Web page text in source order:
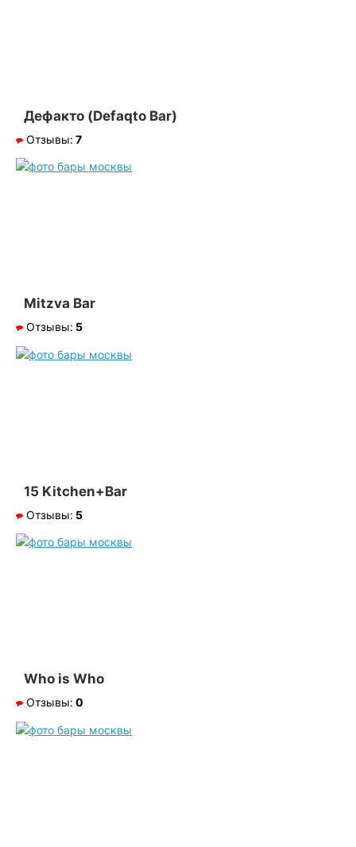
Дефакто (Defaqto Bar)
Отзывы: 7
Mitzva Bar
Отзывы: 5
15 Kitchen+Bar
Отзывы: 5
Who is Who
Отзывы: 0